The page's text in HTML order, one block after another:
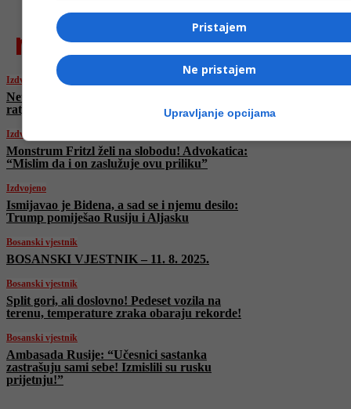
najnovije
Izdvojeno
Netanyahu priznao da Izrael gubi medijski
rat, za sve okrivio “botove i algoritam”
Izdvojeno
Monstrum Fritzl želi na slobodu! Advokatica:
“Mislim da i on zaslužuje ovu priliku”
Izdvojeno
Ismijavao je Bidena, a sad se i njemu desilo:
Trump pomiješao Rusiju i Aljasku
Bosanski vjestnik
BOSANSKI VJESTNIK – 11. 8. 2025.
Bosanski vjestnik
Split gori, ali doslovno! Pedeset vozila na
terenu, temperature zraka obaraju rekorde!
Bosanski vjestnik
Ambasada Rusije: “Učesnici sastanka
zastrašuju sami sebe! Izmislili su rusku
prijetnju!”
Pristajem
Ne pristajem
Upravljanje opcijama